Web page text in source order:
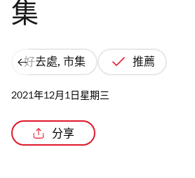
集
好去處, 市集 推薦
2021年12月1日星期三
分享